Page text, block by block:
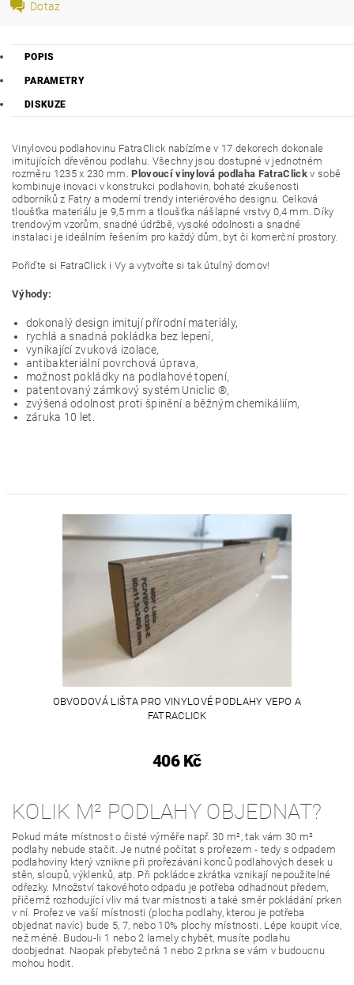
Dotaz
POPIS
PARAMETRY
DISKUZE
Vinylovou podlahovinu FatraClick nabízíme v 17 dekorech dokonale
imitujících dřevěnou podlahu. Všechny jsou dostupné v jednotném
rozměru 1235 x 230 mm.Plovoucí vinylová podlaha FatraClickv sobě
kombinuje inovaci v konstrukci podlahovin, bohaté zkušenosti
odborníků z Fatry a moderní trendy interiérového designu. Celková
tloušťka materiálu je 9,5 mm a tloušťka nášlapné vrstvy 0,4 mm. Díky
trendovým vzorům, snadné údržbě, vysoké odolnosti a snadné
instalaci je ideálním řešením pro každý dům, byt či komerční prostory.
Pořiďte si FatraClick i Vy a vytvořte si tak útulný domov!
Výhody:
dokonalý design imitují přírodní materiály,
rychlá a snadná pokládka bez lepení,
vynikající zvuková izolace,
antibakteriální povrchová úprava,
možnost pokládky na podlahové topení,
patentovaný zámkový systém Uniclic ®,
zvýšená odolnost proti špinění a běžným chemikáliím,
záruka 10 let.
OBVODOVÁ LIŠTA PRO VINYLOVÉ PODLAHY VEPO A
FATRACLICK
406 Kč
KOLIK M² PODLAHY OBJEDNAT?
Pokud máte místnost o čisté výměře např. 30 m², tak vám 30 m²
podlahy nebude stačit. Je nutné počítat s prořezem - tedy s odpadem
podlahoviny který vznikne při prořezávání konců podlahových desek u
stěn, sloupů, výklenků, atp. Při pokládce zkrátka vznikají nepoužitelné
odřezky. Množství takovéhoto odpadu je potřeba odhadnout předem,
přičemž rozhodující vliv má tvar místnosti a také směr pokládání prken
v ní. Prořez ve vaší místnosti (plocha podlahy, kterou je potřeba
objednat navíc) bude 5, 7, nebo 10% plochy místnosti. Lépe koupit více,
než méně. Budou-li 1 nebo 2 lamely chybět, musíte podlahu
doobjednat. Naopak přebytečná 1 nebo 2 prkna se vám v budoucnu
mohou hodit.